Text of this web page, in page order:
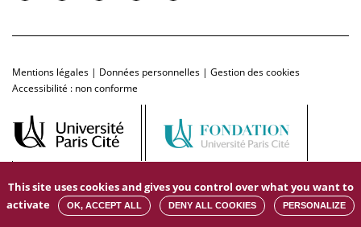
Mentions légales | Données personnelles | Gestion des cookies
Accessibilité : non conforme
This site uses cookies and gives you control over what you want to
activate
OK, ACCEPT ALL DENY ALL COOKIES PERSONALIZE